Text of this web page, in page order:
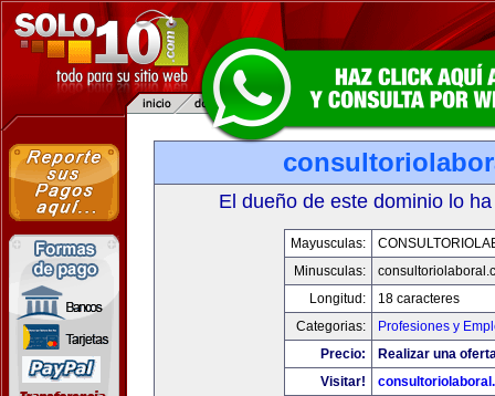
El dueño de este dominio lo
Mayusculas:
Minusculas:
Longitud:
18 caracteres
Categorias:
Profesiones y
Precio:
Realizar una
Visitar!